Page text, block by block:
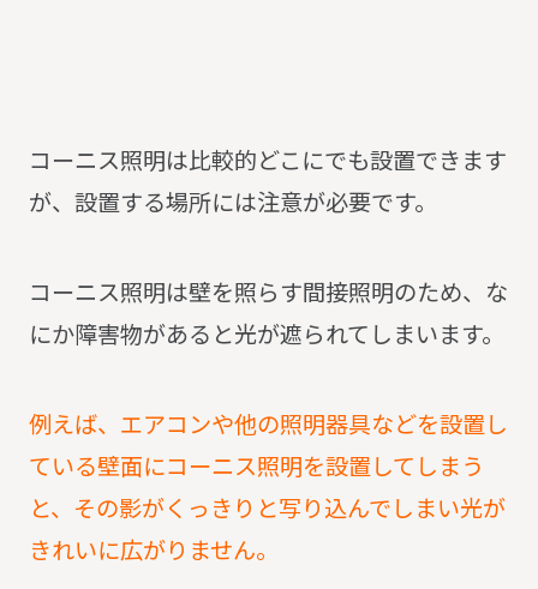
コーニス照明は比較的どこにでも設置できます
が、設置する場所には注意が必要です。
コーニス照明は壁を照らす間接照明のため、な
にか障害物があると光が遮られてしまいます。
例えば、エアコンや他の照明器具などを設置し
ている壁面にコーニス照明を設置してしまう
と、その影がくっきりと写り込んでしまい光が
きれいに広がりません。